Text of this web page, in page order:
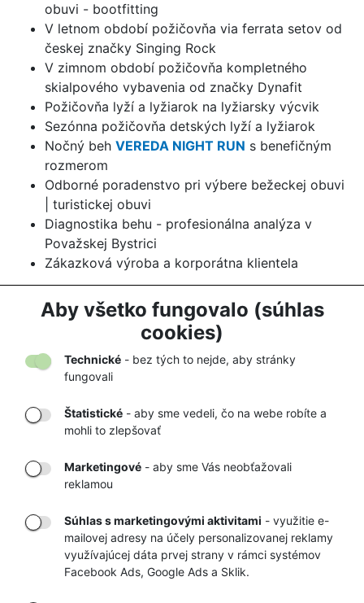
Aby všetko fungovalo (súhlas
cookies)
Technické - bez tých to nejde, aby stránky
fungovali
Štatistické - aby sme vedeli, čo na webe robíte a
mohli to zlepšovať
Marketingové - aby sme Vás neobťažovali
reklamou
Súhlas s marketingovými aktivitami - využitie e-
mailovej adresy na účely personalizovanej reklamy
využívajúcej dáta prvej strany v rámci systémov
Facebook Ads, Google Ads a Sklik.
obuvi - bootfitting
V letnom období požičovňa via ferrata setov od
českej značky Singing Rock
V zimnom období požičovňa kompletného
skialpového vybavenia od značky Dynafit
Požičovňa lyží a lyžiarok na lyžiarsky výcvik
Sezónna požičovňa detských lyží a lyžiarok
Nočný beh VEREDA NIGHT RUN s benefičným
rozmerom
Odborné poradenstvo pri výbere bežeckej obuvi
| turistickej obuvi
Diagnostika behu - profesionálna analýza v
Považskej Bystrici
Zákazková výroba a korporátna klientela
Ľutujeme, táto kategória je momentálne ešte
prázdna! Pracujeme na nej.
TOVARU AŽ K
VÁM DOMOV
OBCHOD
RÝCHLE
DORUČENIE
GARANCIA
NAJNIŽŠÍCH CIEN